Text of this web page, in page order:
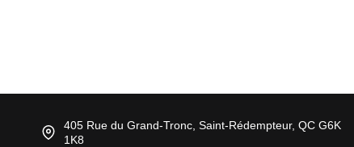
405 Rue du Grand-Tronc, Saint-Rédempteur, QC G6K
1K8